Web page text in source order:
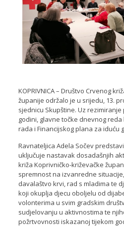
KOPRIVNICA – Društvo Crvenog
županije održalo je u srijedu, 13.
sjednicu Skupštine. Uz rezimiranje
godini, glavne točke dnevnog
rada i Financijskog plana za iduću
Ravnateljica Adela Sočev
uključuje nastavak dosadašnjih
križa Koprivničko-križevačke
spremnost na izvanredne
davalaštvo krvi, rad s mladima te
koji okuplja djecu oboljelu od
volonterima u svim gradskim
sudjelovanju u aktivnostima te
požrtvovnosti iskazanoj tijekom